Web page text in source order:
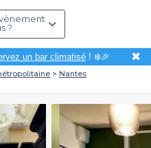
?
un bar climatisé! ❄️🎉 ✖
Nantes